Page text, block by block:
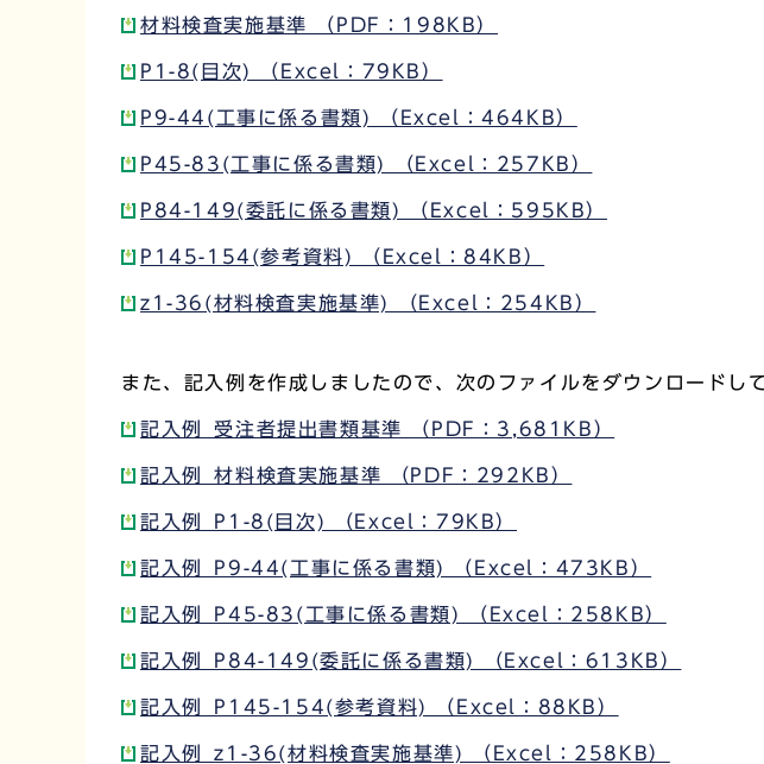
材料検査実施基準 （PDF：198KB）
P1-8(目次) （Excel：79KB）
P9-44(工事に係る書類) （Excel：464KB）
P45-83(工事に係る書類) （Excel：257KB）
P84-149(委託に係る書類) （Excel：595KB）
P145-154(参考資料) （Excel：84KB）
z1-36(材料検査実施基準) （Excel：254KB）
また、記入例を作成しましたので、次のファイルをダウンロードし
記入例_受注者提出書類基準 （PDF：3,681KB）
記入例_材料検査実施基準 （PDF：292KB）
記入例_P1-8(目次) （Excel：79KB）
記入例_P9-44(工事に係る書類) （Excel：473KB）
記入例_P45-83(工事に係る書類) （Excel：258KB）
記入例_P84-149(委託に係る書類) （Excel：613KB）
記入例_P145-154(参考資料) （Excel：88KB）
記入例_z1-36(材料検査実施基準) （Excel：258KB）